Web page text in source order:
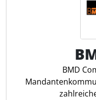
erweitert den
Nutzen liegt in der
Mandantenarbeit,
Fachsystembezug
eines Systems für
BMD